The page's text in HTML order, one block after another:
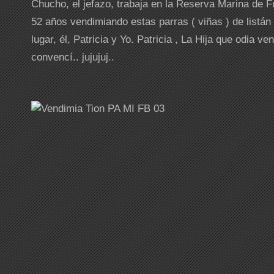
Chucho, el jefazo, trabaja en la Reserva Marina de
52 años vendimiando estas parras ( viñas ) de
lugar, él, Patricia y Yo. Patricia , La Hija que odia
convencí.. jujujuj..